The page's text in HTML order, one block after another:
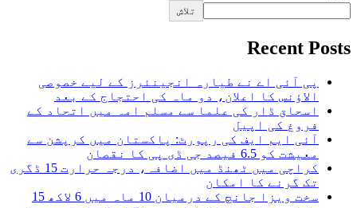
تلاش
Recent Posts
پی آئی اے نے طیارہ انجینئرز کے لیے خصوصی
الاؤنس کا اعلان، دو ماہ کی احتجاج کے بعد
اسحاق ڈار کی علما سے مسلم امہ میں اتحاد کے
فروغ کی اپیل
آئی ایم ایف کی رپورٹ: پاکستان میں کرپشن سے
معیشت کو 6.5 فیصد جی ڈی پی کا نقصان
کراچی میں ٹھنڈ میں اضافہ، درجہ حرارت 15 ڈگری
تک گرنے کا امکان
سخت ویزا جانچ کے درمیان 10 ماہ میں 6 لاکھ 15